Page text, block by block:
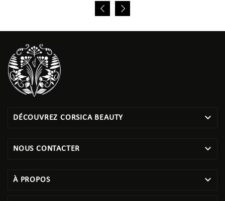
DÉCOUVREZ CORSICA BEAUTY 
NOUS CONTACTER 
À PROPOS 